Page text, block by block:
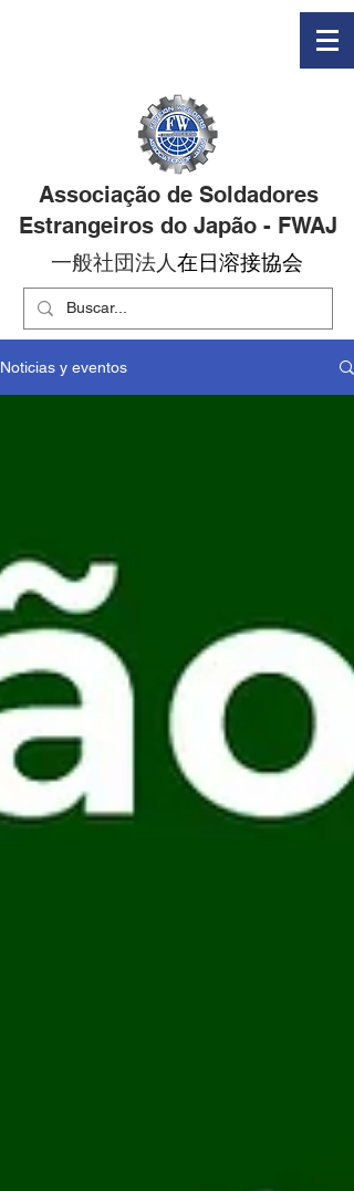
Associação de Soldadores
Estrangeiros do Japão - FWAJ
一般社団法人在日溶接協会
Noticias y eventos